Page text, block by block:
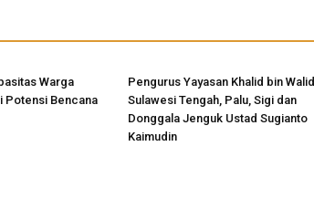
Warga
Potensi Bencana
Pengurus Yayasan Khalid bin Walid
Sulawesi Tengah, Palu, Sigi dan
Donggala Jenguk Ustad Sugianto
Kaimudin